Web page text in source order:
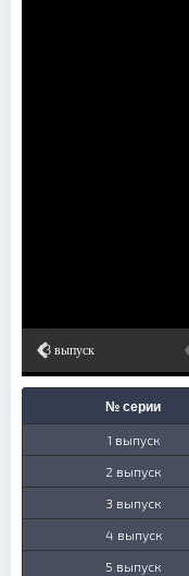
13 выпуск
№ серии
1 выпуск
2 выпуск
3 выпуск
4 выпуск
5 выпуск